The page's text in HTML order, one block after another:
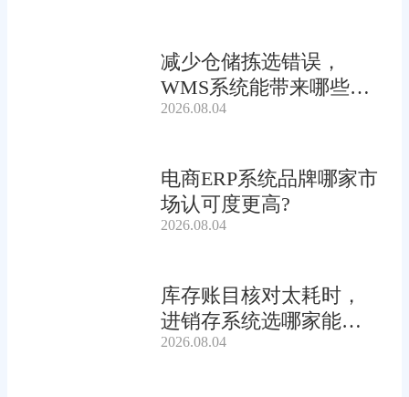
减少仓储拣选错误，
WMS系统能带来哪些连
锁收益?
2026.08.04
电商ERP系统品牌哪家市
场认可度更高?
2026.08.04
库存账目核对太耗时，
进销存系统选哪家能自
动?
2026.08.04